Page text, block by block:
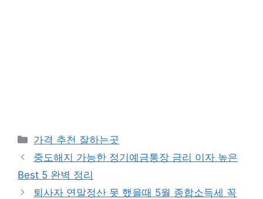
카
테
고
리
가격 추천 잘하는곳
중도해지 가능한 정기예금통장 금리 이자 높은
Best 5 완벽 정리
퇴사자 연말정산 못 했을때 5월 종합소득세 꼭